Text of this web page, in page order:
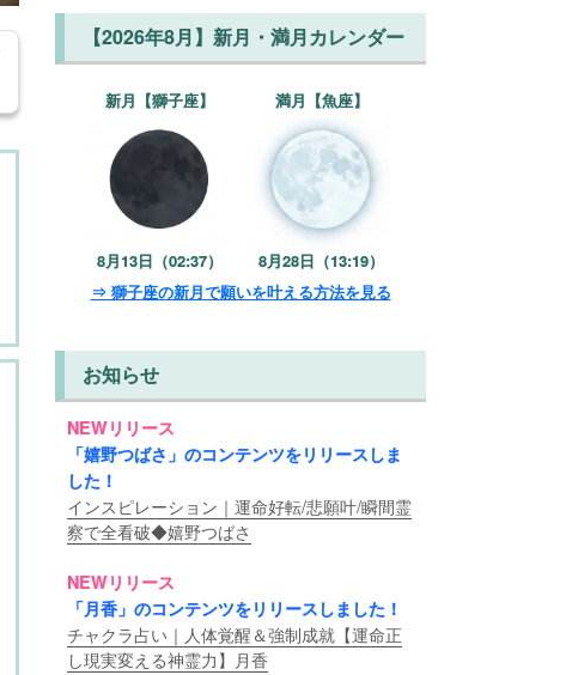
【2026年8月】新月・満月カレンダー
新月【獅子座】
8月13日（02:37）
満月【魚座】
8月28日（13:19）
⇒ 獅子座の新月で願いを叶える方法を見る
お知らせ
NEWリリース
「嬉野つばさ」のコンテンツをリリースしま
した！
インスピレーション｜運命好転/悲願叶/瞬間霊
察で全看破◆嬉野つばさ
NEWリリース
「月香」のコンテンツをリリースしました！
チャクラ占い｜人体覚醒＆強制成就【運命正
し現実変える神霊力】月香